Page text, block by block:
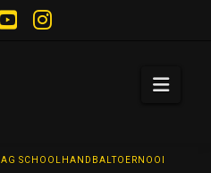
SCHOOLHANDBALTOERNOOI